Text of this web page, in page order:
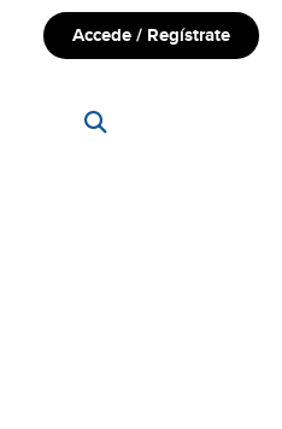
Accede / Regístrate